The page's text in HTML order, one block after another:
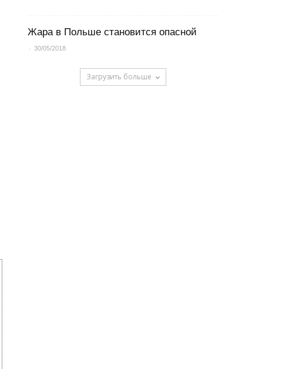
Жара в Польше становится опасной
- 30/05/2018
Загрузить больше